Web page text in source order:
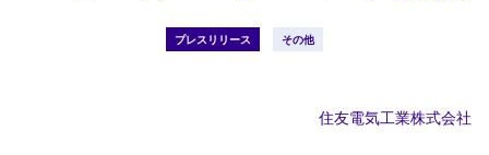
プレスリリース その他
住友電気工業株式会社